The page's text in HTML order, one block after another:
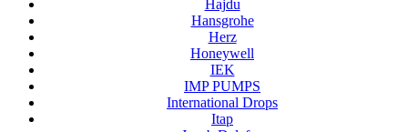
Hajdu
Hansgrohe
Herz
Honeywell
IEK
IMP PUMPS
International Drops
Itap